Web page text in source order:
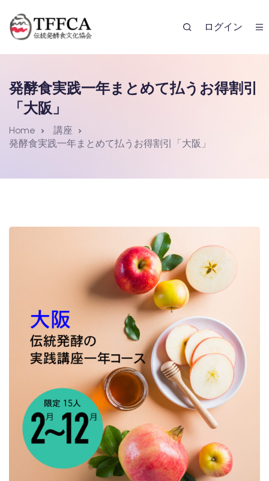
ログイン
ンダー
発酵食実践一年まとめて払うお得割引
「大阪」
Home
講座
発酵食実践一年まとめて払うお得割引「大阪」